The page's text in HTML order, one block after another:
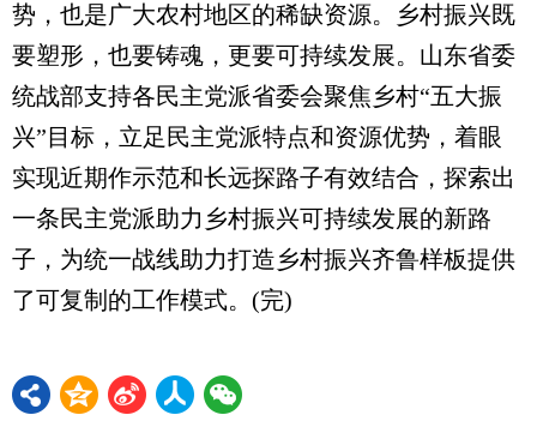
势，也是广大农村地区的稀缺资源。乡村振兴既
要塑形，也要铸魂，更要可持续发展。山东省委
统战部支持各民主党派省委会聚焦乡村“五大振
兴”目标，立足民主党派特点和资源优势，着眼
实现近期作示范和长远探路子有效结合，探索出
一条民主党派助力乡村振兴可持续发展的新路
子，为统一战线助力打造乡村振兴齐鲁样板提供
了可复制的工作模式。(完)